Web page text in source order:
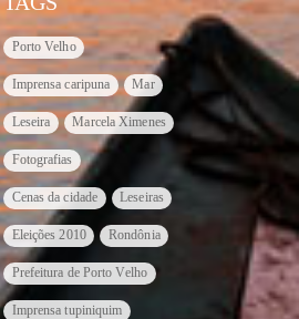
Porto Velho
Imprensa caripuna Mar
Leseira Marcela Ximenes
Fotografias
Cenas da cidade Leseiras
Eleições 2010 Rondônia
Prefeitura de Porto Velho
Imprensa tupiniquim